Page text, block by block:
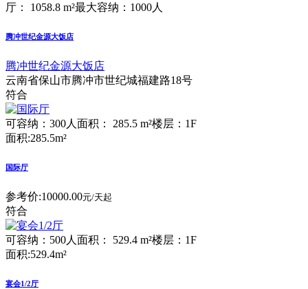
厅： 1058.8 m²最大容纳：1000人
腾冲世纪金源大饭店
腾冲世纪金源大饭店
云南省保山市腾冲市世纪城福建路18号
符合
可容纳：300人 面积： 285.5 m²楼层：1F
面积:285.5m²
国际厅
参考价:10000.00元/天起
符合
可容纳：500人 面积： 529.4 m²楼层：1F
面积:529.4m²
宴会1/2厅